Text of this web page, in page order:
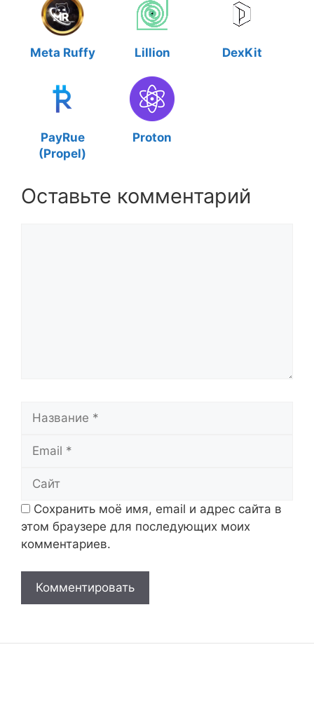
Meta Ruffy Lillion DexKit
PayRue
(Propel)
Proton
Оставьте комментарий
Название
Email
Сайт
Сохранить моё имя, email и адрес сайта в
этом браузере для последующих моих
комментариев.